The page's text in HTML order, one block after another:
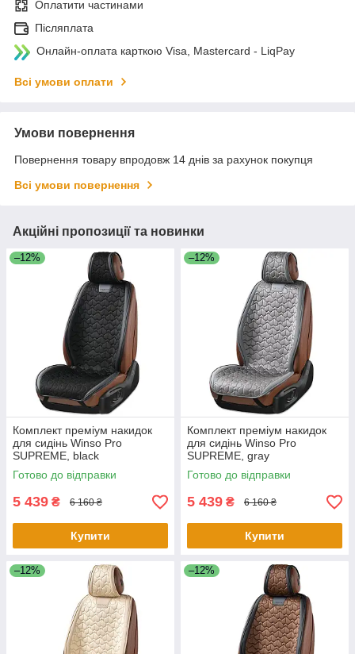
Оплатити частинами
Післяплата
Онлайн-оплата карткою Visa, Mastercard - LiqPay
Всі умови оплати
Умови повернення
Повернення товару впродовж 14 днів за рахунок покупця
Всі умови повернення
Акційні пропозиції та новинки
–12%
Комплект преміум накидок
для сидінь Winso Pro
SUPREME, black
Готово до відправки
5 439 ₴ 6 160 ₴
Купити
–12%
Комплект преміум накидок
для сидінь Winso Pro
SUPREME, gray
Готово до відправки
5 439 ₴ 6 160 ₴
Купити
–12% –12%